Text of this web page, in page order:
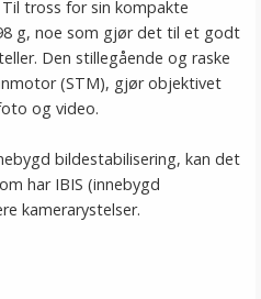
tross for sin kompakte
g, noe som gjør det til et godt
Den stillegående og raske
(STM), gjør objektivet
og video.
bildestabilisering, kan det
har IBIS (innebygd
kamerarystelser.